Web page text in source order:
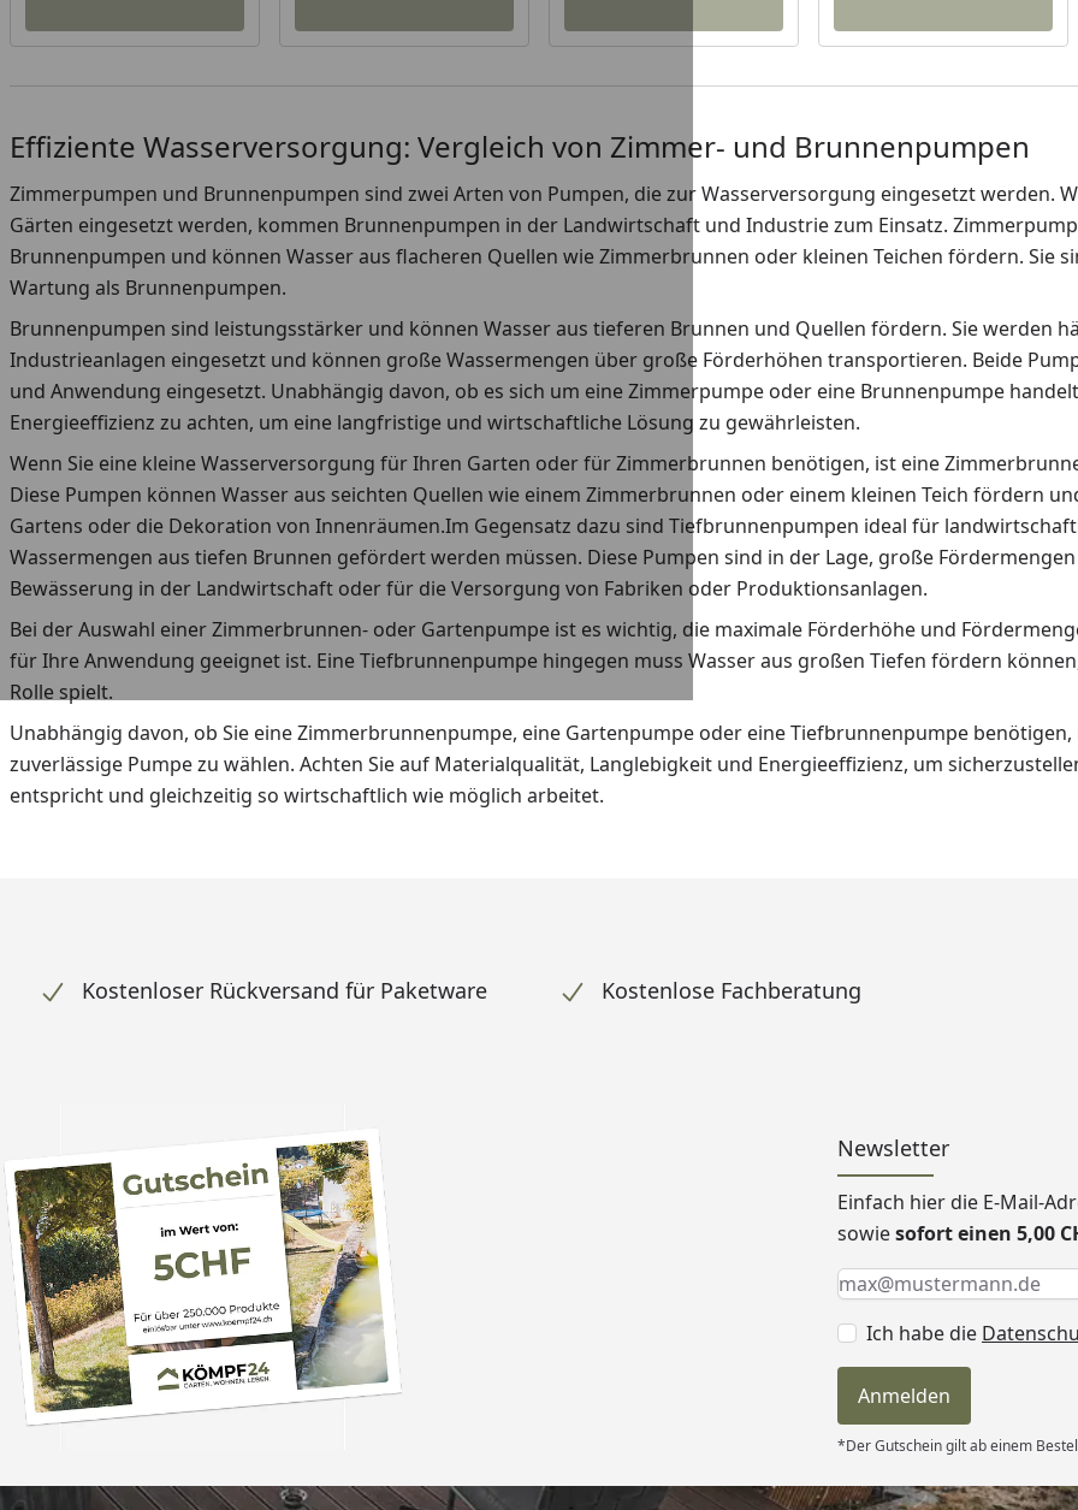
Effiziente Wasserversorgung: Vergleich von Zimmer- und Brunnenpumpen
Zimmerpumpen und Brunnenpumpen sind zwei Arten von Pumpen, die zur Wasserversorgung eingesetzt werden.
Gärten eingesetzt werden, kommen Brunnenpumpen in der Landwirtschaft und Industrie zum Einsatz.
Brunnenpumpen und können Wasser aus flacheren Quellen wie Zimmerbrunnen oder kleinen Teichen fördern. Sie
Wartung als Brunnenpumpen.
Brunnenpumpen sind leistungsstärker und können Wasser aus tieferen Brunnen und Quellen fördern. Sie werden
Industrieanlagen eingesetzt und können große Wassermengen über große Förderhöhen transportieren. Beide
und Anwendung eingesetzt. Unabhängig davon, ob es sich um eine Zimmerpumpe oder eine Brunnenpumpe
Energieeffizienz zu achten, um eine langfristige und wirtschaftliche Lösung zu gewährleisten.
Wenn Sie eine kleine Wasserversorgung für Ihren Garten oder für Zimmerbrunnen benötigen, ist eine
Diese Pumpen können Wasser aus seichten Quellen wie einem Zimmerbrunnen oder einem kleinen Teich fördern
Gartens oder die Dekoration von Innenräumen.Im Gegensatz dazu sind Tiefbrunnenpumpen ideal für
Wassermengen aus tiefen Brunnen gefördert werden müssen. Diese Pumpen sind in der Lage, große
Bewässerung in der Landwirtschaft oder für die Versorgung von Fabriken oder Produktionsanlagen.
Bei der Auswahl einer Zimmerbrunnen- oder Gartenpumpe ist es wichtig, die maximale Förderhöhe und
für Ihre Anwendung geeignet ist. Eine Tiefbrunnenpumpe hingegen muss Wasser aus großen Tiefen fördern
Rolle spielt.
Unabhängig davon, ob Sie eine Zimmerbrunnenpumpe, eine Gartenpumpe oder eine Tiefbrunnenpumpe
zuverlässige Pumpe zu wählen. Achten Sie auf Materialqualität, Langlebigkeit und Energieeffizienz, um
entspricht und gleichzeitig so wirtschaftlich wie möglich arbeitet.
Kostenloser Rückversand für Paketware Kostenlose Fachberatung
Newsletter
Einfach hier die E-Mail-
sowiesofort einen 5,00
Keine Eingabe erforderlich
Eingabe erforderlich
E-Mail *
Ich habe die
Anmelden
*Der Gutschein gilt ab einem